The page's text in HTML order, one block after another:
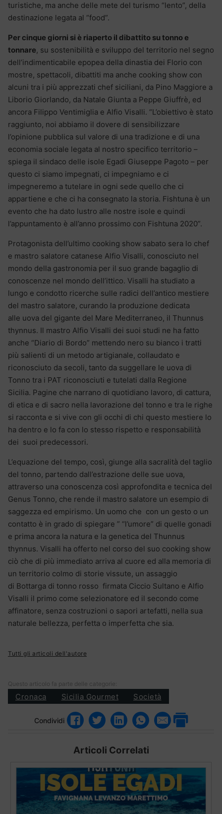
turistiche, ma anche delle mete del turismo “lento”, della
destinazione legata al “food”.
Per cinque giorni si è riaperto il dibattito su tonno e
tonnare, su sostenibilità e sviluppo del territorio nel segno
dell’indimenticabile epopea della dinastia dei Florio con
mostre, spettacoli, dibattiti ma anche cooking show con
alcuni tra i più apprezzati chef siciliani, da Pino Maggiore a
Liborio Giorlando, da Natale Giunta a Peppe Giuffrè, ed
ancora Filippo Ventimiglia e Alfio Visalli. “L’obiettivo è stato
raggiunto, noi abbiamo il dovere di sensibilizzare
l’opinione pubblica sul valore di una tradizione e di una
economia sociale legata al nostro specifico territorio –
spiega il sindaco delle isole Egadi Giuseppe Pagoto – per
questo ci siamo impegnati, ci impegniamo e ci
impegneremo a tutelare in ogni sede quello che ci
appartiene e che ci ha consegnato la storia. Fishtuna è un
evento che ha dato lustro alle nostre isole e quindi
l’appuntamento è all’anno prossimo con Fishtuna 2020”.
Protagonista dell’ultimo cooking show sabato sera lo chef
e mastro salatore catanese Alfio Visalli, conosciuto nel
mondo della gastronomia per il suo grande bagaglio di
conoscenze nel mondo dell’ittico. Visalli ha studiato a
lungo e condotto ricerche sulle radici dell’antico mestiere
del mastro salatore, curando la produzione dedicata
alle uova del gigante del Mare Mediterraneo, il Thunnus
thynnus. Il mastro Alfio Visalli dei suoi studi ne ha fatto
anche “Diario di Bordo” mettendo nero su bianco i tratti
più salienti di un metodo artigianale, collaudato e
riconosciuto da secoli, tanto da suggellare le uova di
Tonno tra i PAT riconosciuti e tutelati dalla Regione
Sicilia. Pagine che narrano di quotidiano lavoro, di cattura,
di etica e di sacro nella lavorazione del tonno e tra le righe
si racconta e si vive con gli occhi di chi questo mestiere lo
ha dentro e lo fa con lo stesso rispetto e responsabilità
dei suoi predecessori.
L’equazione del tempo, così, giunge alla sacralità del taglio
del tonno, partendo dall’estrazione delle sue uova,
attraverso una conoscenza così approfondita e tecnica del
Genus Tonno, che rende il mastro salatore un esempio di
saggezza ed empirismo. Un uomo che con un gesto o un
contatto è in grado di spiegare ” “l’umore” di quelle gonadi
e prima ancora la natura e la genetica del Thunnus
thynnus. Visalli ha offerto nel corso del suo cooking show
ciò che di più immediato arriva al cuore ed alla memoria di
un territorio colmo di storie vissute, un assaggio
di Bottarga di tonno rosso firmata Ciccio Sultano e Alfio
Visalli il primo come selezionatore ed il secondo come
affinatore, senza costruzioni o sapori artefatti, nella sua
naturale bellezza, perfetta o imperfetta che sia.
Tutti gli articoli dell'autore
Questo articolo fa parte delle categorie:
Cronaca Sicilia Gourmet Società
Condividi
Articoli Correlati